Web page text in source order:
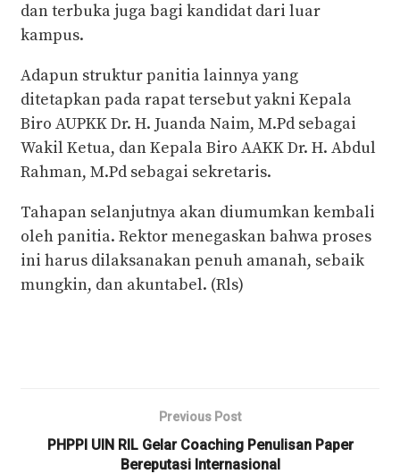
dan terbuka juga bagi kandidat dari luar
kampus.
Adapun struktur panitia lainnya yang
ditetapkan pada rapat tersebut yakni Kepala
Biro AUPKK Dr. H. Juanda Naim, M.Pd sebagai
Wakil Ketua, dan Kepala Biro AAKK Dr. H. Abdul
Rahman, M.Pd sebagai sekretaris.
Tahapan selanjutnya akan diumumkan kembali
oleh panitia. Rektor menegaskan bahwa proses
ini harus dilaksanakan penuh amanah, sebaik
mungkin, dan akuntabel. (Rls)
Previous Post
PHPPI UIN RIL Gelar Coaching Penulisan Paper
Bereputasi Internasional